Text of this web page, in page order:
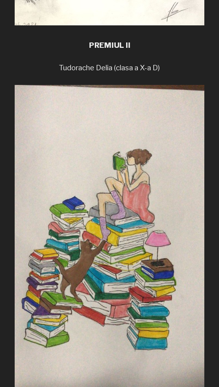
PREMIUL II
Tudorache Delia (clasa a X-a D)